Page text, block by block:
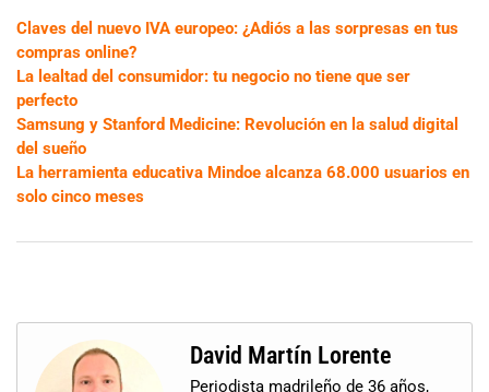
Claves del nuevo IVA europeo: ¿Adiós a las sorpresas en tus
compras online?
La lealtad del consumidor: tu negocio no tiene que ser
perfecto
Samsung y Stanford Medicine: Revolución en la salud digital
del sueño
La herramienta educativa Mindoe alcanza 68.000 usuarios en
solo cinco meses
David Martín Lorente
Periodista madrileño de 36 años,